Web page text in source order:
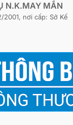
N.K.MAY MẮN
nơi cấp: Sở Kế